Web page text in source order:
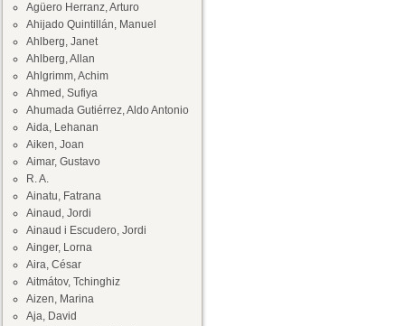
Agüero Herranz, Arturo
Ahijado Quintillán, Manuel
Ahlberg, Janet
Ahlberg, Allan
Ahlgrimm, Achim
Ahmed, Sufiya
Ahumada Gutiérrez, Aldo Antonio
Aida, Lehanan
Aiken, Joan
Aimar, Gustavo
R. A.
Ainatu, Fatrana
Ainaud, Jordi
Ainaud i Escudero, Jordi
Ainger, Lorna
Aira, César
Aitmátov, Tchinghiz
Aizen, Marina
Aja, David